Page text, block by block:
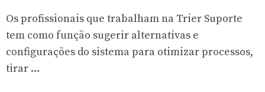
Os profissionais que trabalham na Trier Suporte
tem como função sugerir alternativas e
configurações do sistema para otimizar processos,
tirar …